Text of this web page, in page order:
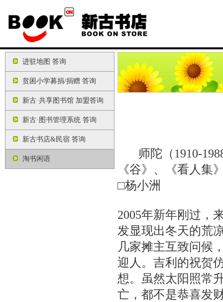
进驻地图 答询
贫困小学募捐/捐赠 答询
新古·共享图书馆 加盟答询
新古·图书管理系统 答询
新古书店&民宿 答询
淘书闲语
师陀（1910-
《谷》、《看人集
□杨小洲
2005年新年刚过，
发显现出冬天的荒
几家摊主互致问候
迎人。吉利的祝贺
想。虽然太阳照常
亡，都不是恭喜发